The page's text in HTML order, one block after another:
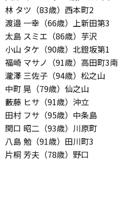
林 タツ（83歳）西本町2
渡邉 一幸（66歳）上新田第3
太島 スミエ（86歳）芋沢
小山 タケ（90歳）北鐙坂第1
福崎 マサノ（91歳）高田町3南
瀧澤 三佐子（94歳）松之山
中町 晃（79歳）仙之山
藪藤 ヒサ（91歳）沖立
田村 フサ（95歳）中条島
関口 昭二（93歳）川原町
八島 勉（91歳）田川町3
片桐 芳夫（78歳）野口